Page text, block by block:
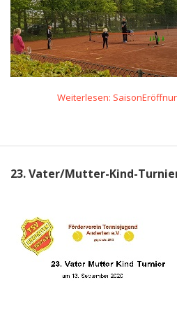
Weiterlesen:
23. Vater/Mutter-Kind-